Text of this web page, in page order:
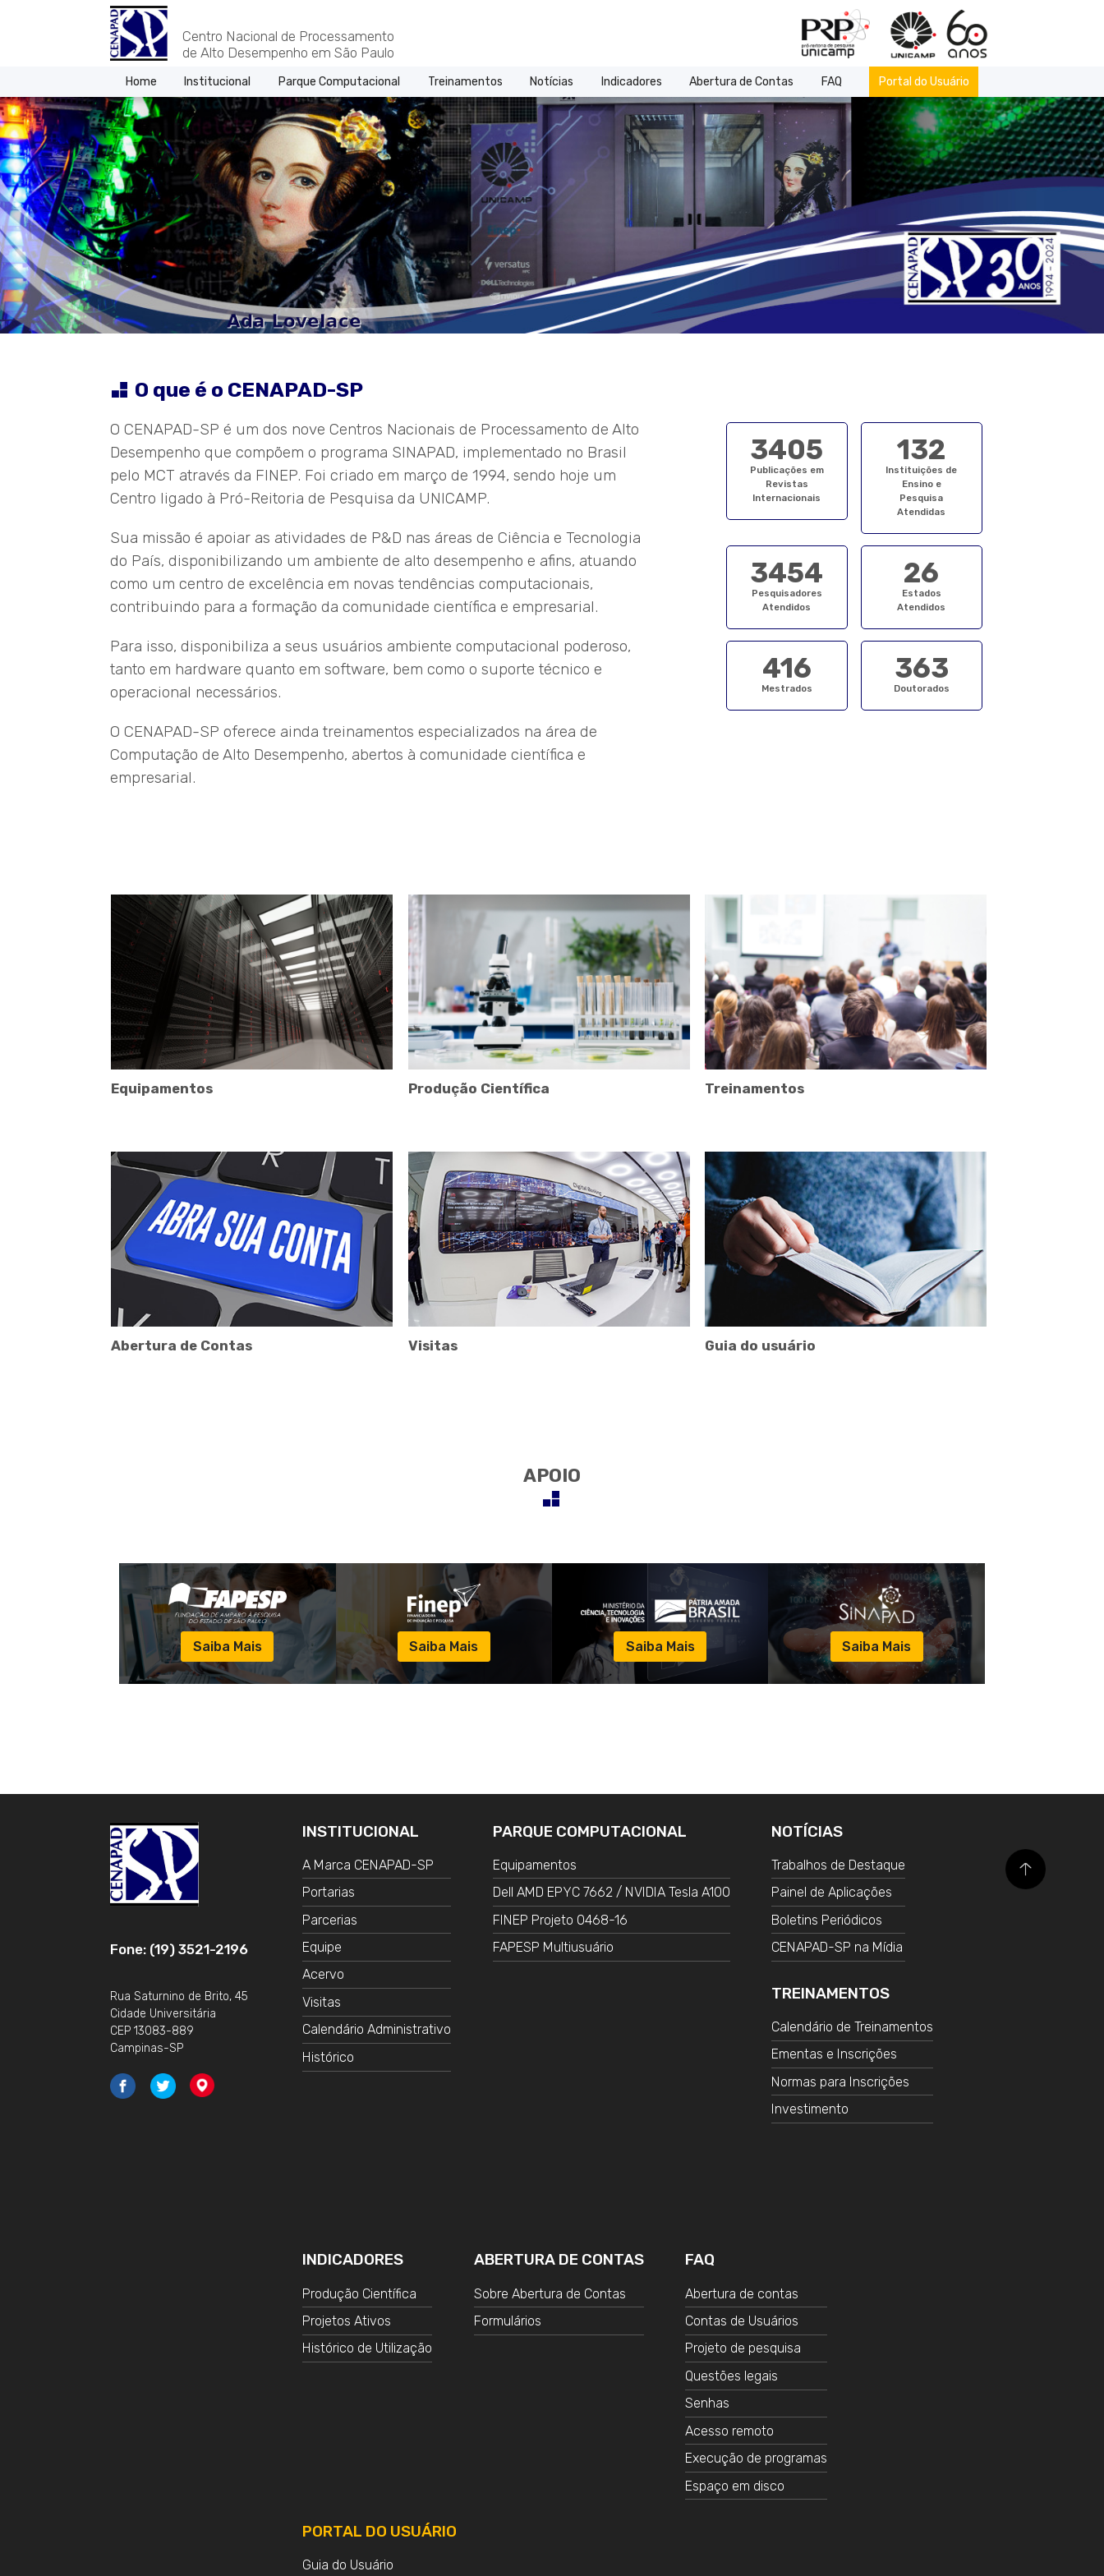
Centro Nacional de Processamento
de Alto Desempenho em São Paulo
Home Institucional Parque Computacional Treinamentos Notícias Indicadores Abertura de Contas FAQ Portal do Usuário
O que é o CENAPAD-SP
O CENAPAD-SP é um dos nove Centros Nacionais de Processamento de Alto
Desempenho que compõem o programa SINAPAD, implementado no Brasil
pelo MCT através da FINEP. Foi criado em março de 1994, sendo hoje um
Centro ligado à Pró-Reitoria de Pesquisa da UNICAMP.
Sua missão é apoiar as atividades de P&D nas áreas de Ciência e Tecnologia
do País, disponibilizando um ambiente de alto desempenho e afins, atuando
como um centro de excelência em novas tendências computacionais,
contribuindo para a formação da comunidade científica e empresarial.
Para isso, disponibiliza a seus usuários ambiente computacional poderoso,
tanto em hardware quanto em software, bem como o suporte técnico e
operacional necessários.
O CENAPAD-SP oferece ainda treinamentos especializados na área de
Computação de Alto Desempenho, abertos à comunidade científica e
empresarial.
3405
Publicações em
Revistas
Internacionais
132
Instituições de
Ensino e
Pesquisa
Atendidas
3454
Pesquisadores
Atendidos
26
Estados
Atendidos
416
Mestrados
363
Doutorados
Equipamentos Produção Científica Treinamentos
Abertura de Contas Visitas Guia do usuário
APOIO
Saiba Mais Saiba Mais Saiba Mais Saiba Mais
Fone: (19) 3521-2196
Rua Saturnino de Brito, 45
Cidade Universitária
CEP 13083-889
Campinas-SP
INSTITUCIONAL
A Marca CENAPAD-SP
Portarias
Parcerias
Equipe
Acervo
Visitas
Calendário Administrativo
Histórico
PARQUE COMPUTACIONAL
Equipamentos
Dell AMD EPYC 7662 / NVIDIA Tesla A100
FINEP Projeto 0468-16
FAPESP Multiusuário
NOTÍCIAS
Trabalhos de Destaque
Painel de Aplicações
Boletins Periódicos
CENAPAD-SP na Mídia
TREINAMENTOS
Calendário de Treinamentos
Ementas e Inscrições
Normas para Inscrições
Investimento
INDICADORES
Produção Científica
Projetos Ativos
Histórico de Utilização
ABERTURA DE CONTAS
Sobre Abertura de Contas
Formulários
FAQ
Abertura de contas
Contas de Usuários
Projeto de pesquisa
Questões legais
Senhas
Acesso remoto
Execução de programas
Espaço em disco
PORTAL DO USUÁRIO
Guia do Usuário